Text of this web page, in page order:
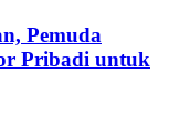
Pemuda
Pribadi untuk